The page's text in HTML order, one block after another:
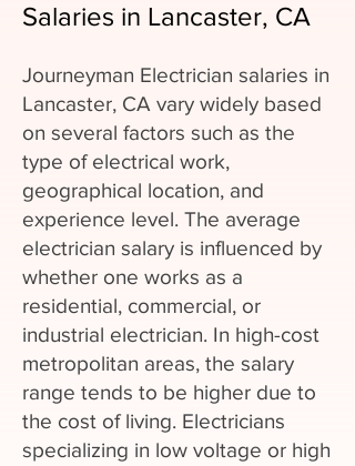
Salaries in Lancaster, CA
Journeyman Electrician salaries in
Lancaster, CA vary widely based
on several factors such as the
type of electrical work,
geographical location, and
experience level. The average
electrician salary is influenced by
whether one works as a
residential, commercial, or
industrial electrician. In high-cost
metropolitan areas, the salary
range tends to be higher due to
the cost of living. Electricians
specializing in low voltage or high